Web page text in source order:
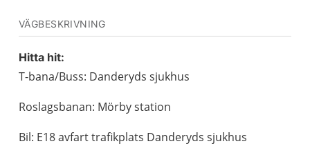
VÄGBESKRIVNING
Hitta hit:
T-bana/Buss: Danderyds sjukhus
Roslagsbanan: Mörby station
Bil: E18 avfart trafikplats Danderyds sjukhus